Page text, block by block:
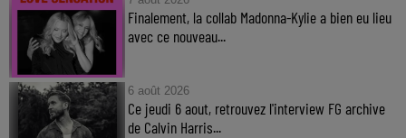
Finalement, la collab Madonna-Kylie a bien eu lieu
avec ce nouveau...
6 août 2026
Ce jeudi 6 aout, retrouvez l'interview FG archive
de Calvin Harris...